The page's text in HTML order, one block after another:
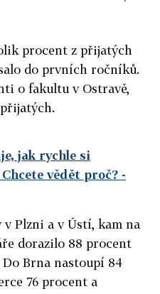
procent z přijatých
do prvních ročníků.
o fakultu v Ostravě,
jak rychle si
vědět proč? -
Plzni a v Ústí, kam na
dorazilo 88 procent
Brna nastoupí 84
76 procent a